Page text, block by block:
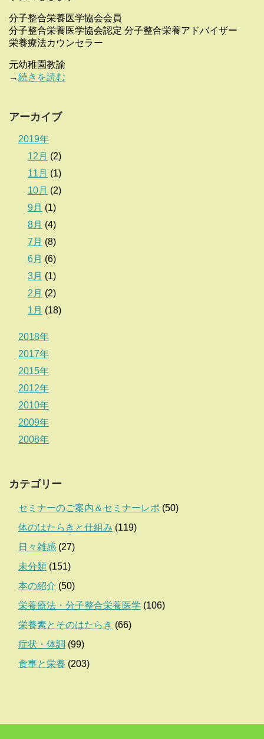
分子整合栄養医学協会会員
分子整合栄養医学協会認定 分子整合栄養アドバイザー
栄養療法カウンセラー
元幼稚園教諭
→続きを読む
アーカイブ
2019年
12月 (2)
11月 (1)
10月 (2)
9月 (1)
8月 (4)
7月 (8)
6月 (6)
3月 (1)
2月 (2)
1月 (18)
2018年
2017年
2015年
2012年
2010年
2009年
2008年
カテゴリー
セミナーのご案内＆セミナーレポ (50)
体のはたらきと仕組み (119)
日々雑感 (27)
未分類 (151)
本の紹介 (50)
栄養療法・分子整合栄養医学 (106)
栄養素とそのはたらき (66)
症状・体調 (99)
食事と栄養 (203)